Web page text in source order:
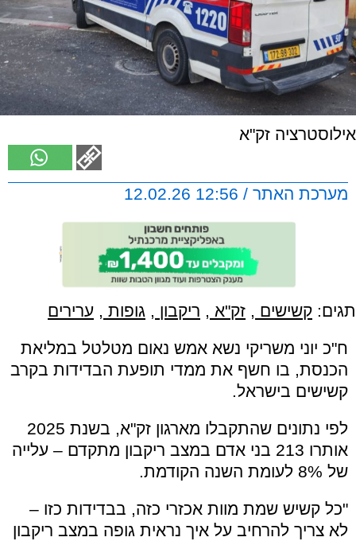
אילוסטרציה זק"א
מערכת האתר / 12:56 12.02.26
תגים: קשישים , זק"א , ריקבון , גופות , ערירים
ח"כ יוני משריקי נשא אמש נאום מטלטל במליאת
הכנסת, בו חשף את ממדי תופעת הבדידות בקרב
קשישים בישראל.
לפי נתונים שהתקבלו מארגון זק"א, בשנת 2025
אותרו 213 בני אדם במצב ריקבון מתקדם – עלייה
של 8% לעומת השנה הקודמת.
"כל קשיש שמת מוות אכזרי כזה, בבדידות כזו –
לא צריך להרחיב על איך נראית גופה במצב ריקבון